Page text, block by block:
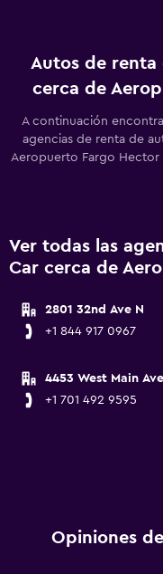
Autos de renta
cerca de
A continuación
agencias de renta de
Aeropuerto Fargo Hector
Ver todas las
Car cerca de
2801 32nd Ave N
+1 844 917 0967
4453 West Main Ave
+1 701 492 9595
Opiniones